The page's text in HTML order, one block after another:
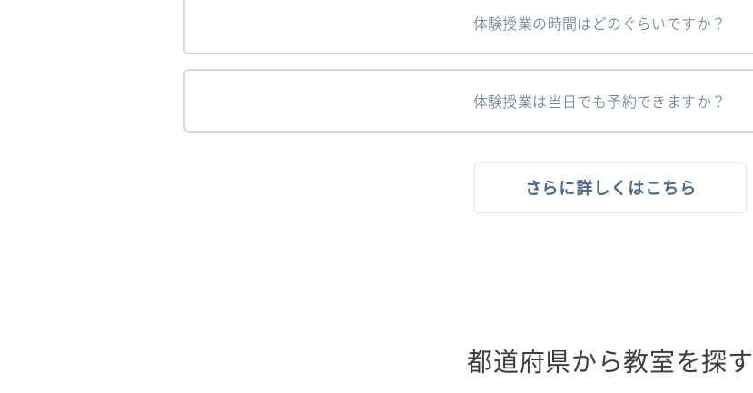
体験授業の時間はどのぐらいですか？
体験授業は当日でも予約できますか？
さらに詳しくはこちら
都道府県から教室を探す